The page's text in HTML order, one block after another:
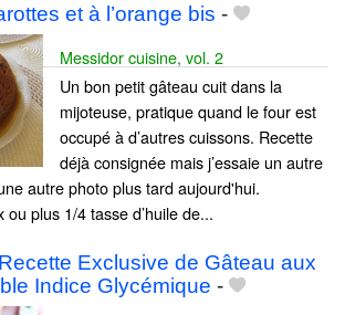
et à l’orange bis -
Messidor cuisine, vol. 2
Un bon petit gâteau cuit dans la
mijoteuse, pratique quand le four est
occupé à d’autres cuissons. Recette
déjà consignée mais j’essaie un autre
autre photo plus tard aujourd'hui.
plus 1/4 tasse d’huile de...
Exclusive de Gâteau aux
Indice Glycémique -